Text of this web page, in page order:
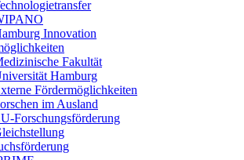
Innovation
Fakultät
Hamburg
Fördermöglichkeiten
im Ausland
Forschungsförderung